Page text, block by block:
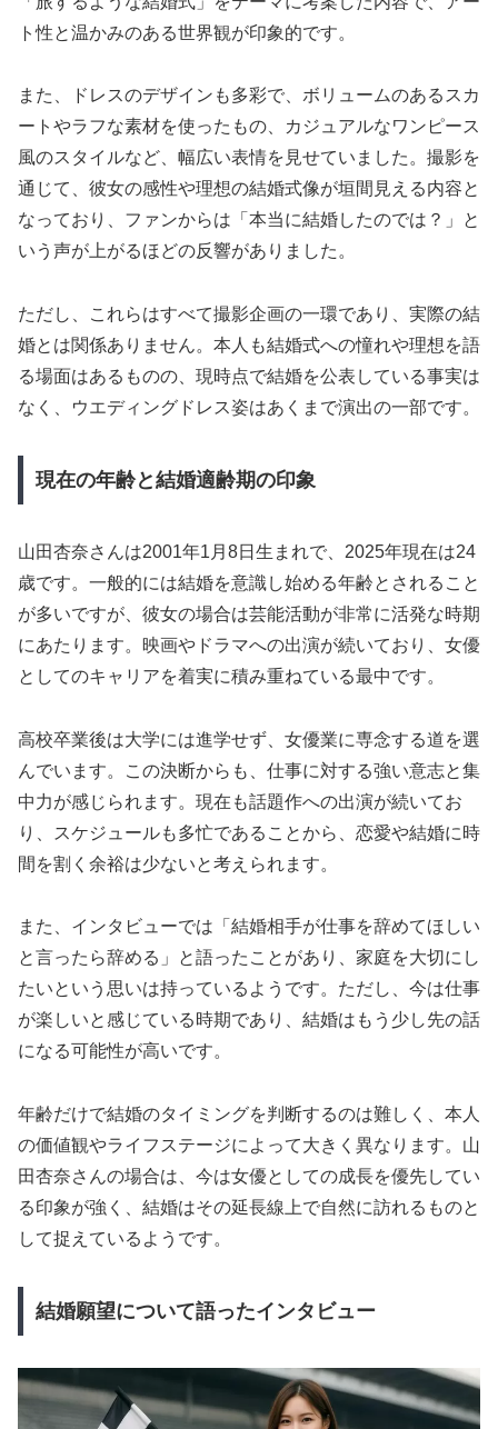
ト性と温かみのある世界観が印象的です。
また、ドレスのデザインも多彩で、ボリュームのあるスカ
ートやラフな素材を使ったもの、カジュアルなワンピース
風のスタイルなど、幅広い表情を見せていました。撮影を
通じて、彼女の感性や理想の結婚式像が垣間見える内容と
なっており、ファンからは「本当に結婚したのでは？」と
いう声が上がるほどの反響がありました。
ただし、これらはすべて撮影企画の一環であり、実際の結
婚とは関係ありません。本人も結婚式への憧れや理想を語
る場面はあるものの、現時点で結婚を公表している事実は
なく、ウエディングドレス姿はあくまで演出の一部です。
現在の年齢と結婚適齢期の印象
山田杏奈さんは2001年1月8日生まれで、2025年現在は24
歳です。一般的には結婚を意識し始める年齢とされること
が多いですが、彼女の場合は芸能活動が非常に活発な時期
にあたります。映画やドラマへの出演が続いており、女優
としてのキャリアを着実に積み重ねている最中です。
高校卒業後は大学には進学せず、女優業に専念する道を選
んでいます。この決断からも、仕事に対する強い意志と集
中力が感じられます。現在も話題作への出演が続いてお
り、スケジュールも多忙であることから、恋愛や結婚に時
間を割く余裕は少ないと考えられます。
また、インタビューでは「結婚相手が仕事を辞めてほしい
と言ったら辞める」と語ったことがあり、家庭を大切にし
たいという思いは持っているようです。ただし、今は仕事
が楽しいと感じている時期であり、結婚はもう少し先の話
になる可能性が高いです。
年齢だけで結婚のタイミングを判断するのは難しく、本人
の価値観やライフステージによって大きく異なります。山
田杏奈さんの場合は、今は女優としての成長を優先してい
る印象が強く、結婚はその延長線上で自然に訪れるものと
して捉えているようです。
結婚願望について語ったインタビュー